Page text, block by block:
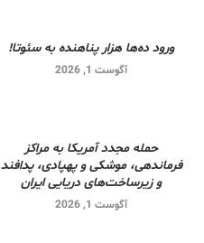
ورود ده‌ها هزار پناهنده به سئوتا!
آگوست 1, 2026
حمله مجدد آمریکا به مراکز
فرماندهی، موشکی و پهپادی، پدافند
و زیرساخت‌های دریایی ایران
آگوست 1, 2026